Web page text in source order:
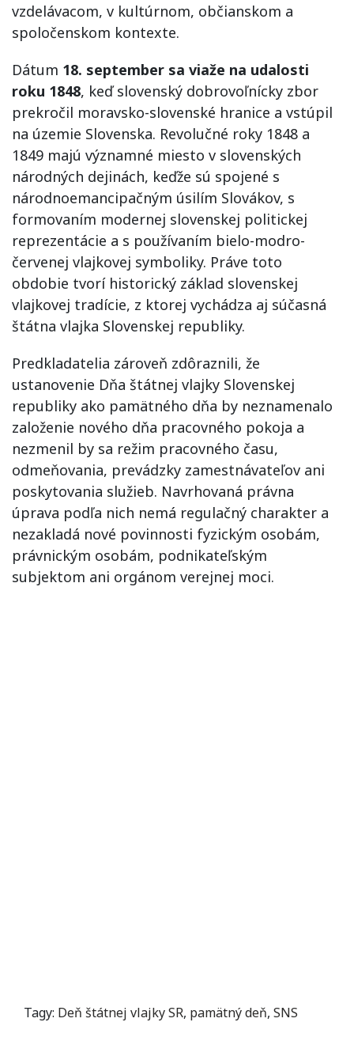
vzdelávacom, v kultúrnom, občianskom a
spoločenskom kontexte.
Dátum 18. september sa viaže na udalosti
roku 1848, keď slovenský dobrovoľnícky zbor
prekročil moravsko-slovenské hranice a vstúpil
na územie Slovenska. Revolučné roky 1848 a
1849 majú významné miesto v slovenských
národných dejinách, keďže sú spojené s
národnoemancipačným úsilím Slovákov, s
formovaním modernej slovenskej politickej
reprezentácie a s používaním bielo-modro-
červenej vlajkovej symboliky. Práve toto
obdobie tvorí historický základ slovenskej
vlajkovej tradície, z ktorej vychádza aj súčasná
štátna vlajka Slovenskej republiky.
Predkladatelia zároveň zdôraznili, že
ustanovenie Dňa štátnej vlajky Slovenskej
republiky ako pamätného dňa by neznamenalo
založenie nového dňa pracovného pokoja a
nezmenil by sa režim pracovného času,
odmeňovania, prevádzky zamestnávateľov ani
poskytovania služieb. Navrhovaná právna
úprava podľa nich nemá regulačný charakter a
nezakladá nové povinnosti fyzickým osobám,
právnickým osobám, podnikateľským
subjektom ani orgánom verejnej moci.
Tagy: Deň štátnej vlajky SR, pamätný deň, SNS